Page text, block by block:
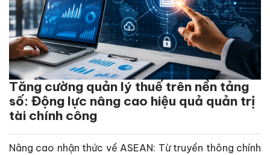
Tăng cường quản lý thuế trên nền tảng
số: Động lực nâng cao hiệu quả quản trị
tài chính công
Nâng cao nhận thức về ASEAN: Từ truyền thông chính